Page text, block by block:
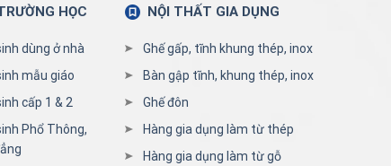
HỌC
dùng ở nhà
mẫu giáo
cấp 1 & 2
Phổ Thông,
NỘI THẤT GIA DỤNG
Ghế gấp, tĩnh khung thép, inox
Bàn gập tĩnh, khung thép, inox
Ghế đôn
Hàng gia dụng làm từ thép
Hàng gia dụng làm từ gỗ